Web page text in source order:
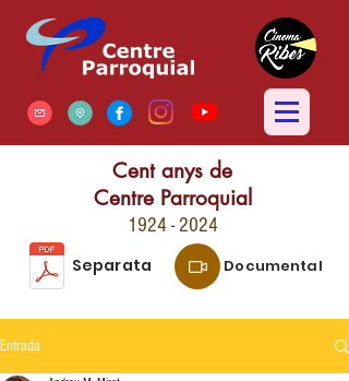
Cent anys de
Centre Parroquial
1924 - 2024
Separata Documental
Entrada